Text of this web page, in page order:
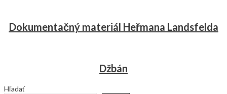
Dokumentačný materiál Heřmana Landsfelda
Džbán
Hľadať